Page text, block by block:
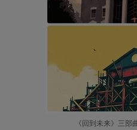
《回到未来》三